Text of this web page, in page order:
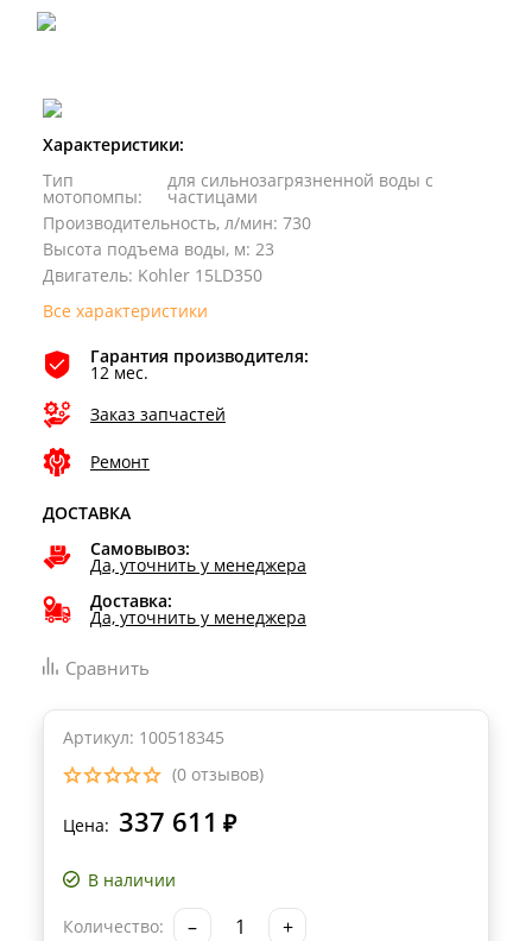
Характеристики:
Тип
мотопомпы:
для сильнозагрязненной воды с
частицами
Производительность, л/мин: 730
Высота подъема воды, м: 23
Двигатель: Kohler 15LD350
Все характеристики
Гарантия производителя:
12 мес.
Заказ запчастей
Ремонт
ДОСТАВКА
Самовывоз:
Да, уточнить у менеджера
Доставка:
Да, уточнить у менеджера
Сравнить
Артикул: 100518345
(0 отзывов)
Цена: 337 611 ₽
В наличии
Количество: – +